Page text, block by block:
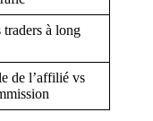
traders à long
de l’affilié vs